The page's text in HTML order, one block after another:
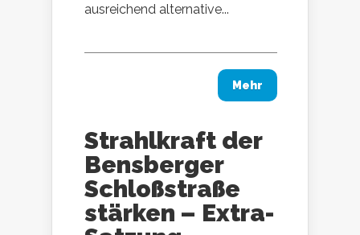
ausreichend alternative...
Mehr
Strahlkraft der
Bensberger
Schloßstraße
stärken – Extra-